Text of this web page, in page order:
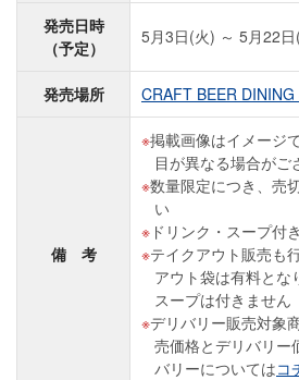
発売日時
（予定）
5月3日(火) ～ 5月22
発売場所 CRAFT BEER DINING
備 考
掲載画像はイメージ
目が異なる場合がご
数量限定につき、売
い
ドリンク・スープ付
テイクアウト販売も
アウト袋は有料とな
スープは付きません
デリバリー販売対象
売価格とデリバリー
バリーについてはコ